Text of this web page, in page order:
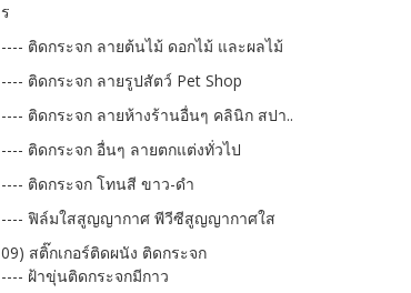
ร
---- ติดกระจก ลายต้นไม้ ดอกไม้ และผลไม้
---- ติดกระจก ลายรูปสัตว์ Pet Shop
---- ติดกระจก ลายห้างร้านอื่นๆ คลินิก สปา..
---- ติดกระจก อื่นๆ ลายตกแต่งทั่วไป
---- ติดกระจก โทนสี ขาว-ดำ
---- ฟิล์มใสสูญญากาศ พีวีซีสูญญากาศใส
09) สติ๊กเกอร์ติดผนัง ติดกระจก
---- ฝ้าขุ่นติดกระจกมีกาว